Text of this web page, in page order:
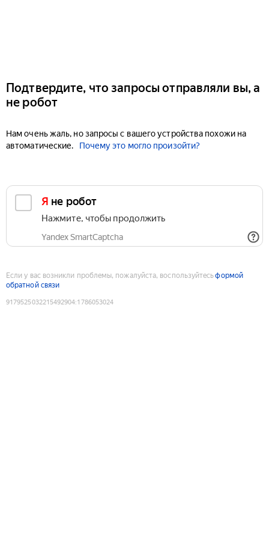
Подтвердите, что запросы отправляли вы, а
не робот
Нам очень жаль, но запросы с вашего устройства похожи на
автоматические.
Почему это могло произойти?
Я не робот
Нажмите, чтобы продолжить
Yandex SmartCaptcha
Если у вас возникли проблемы, пожалуйста, воспользуйтесьформой
обратной связи
9179525032215492904:1786053024